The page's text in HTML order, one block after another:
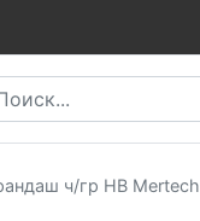
ч/гр HB Mertech